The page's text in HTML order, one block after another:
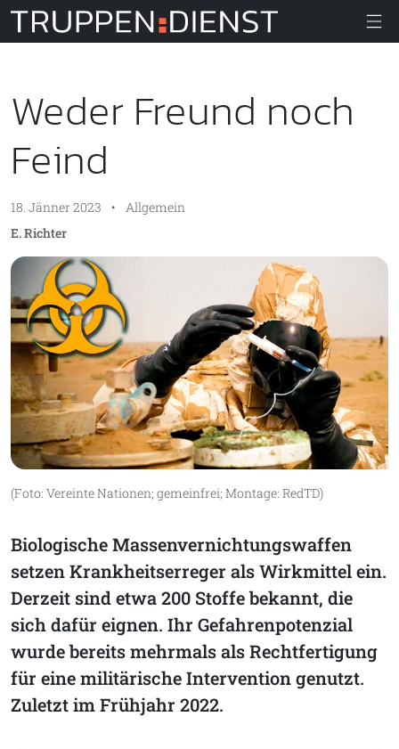
Truppendienst
Weder Freund noch
Feind
18. Jänner 2023 •
Allgemein
E. Richter
(Foto: Vereinte Nationen; gemeinfrei; Montage: RedTD)
Biologische Massenvernichtungswaffen
setzen Krankheitserreger als Wirkmittel ein.
Derzeit sind etwa 200 Stoffe bekannt, die
sich dafür eignen. Ihr Gefahrenpotenzial
wurde bereits mehrmals als Rechtfertigung
für eine militärische Intervention genutzt.
Zuletzt im Frühjahr 2022.